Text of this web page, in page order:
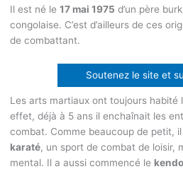
Il est né le 17 mai 1975 d’un père
congolaise. C’est d’ailleurs de ces
de combattant.
Soutenez le site et
Les arts martiaux ont toujours habité
effet, déjà à 5 ans il enchaînait les
combat. Comme beaucoup de petit,
karaté, un sport de combat de loisir,
mental. Il a aussi commencé le kendo